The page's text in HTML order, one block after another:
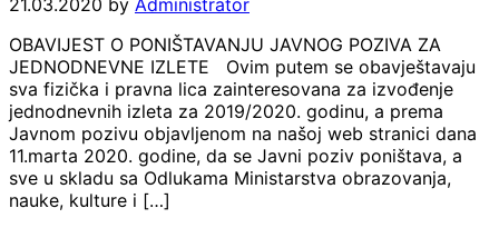
21.03.2020 by Administrator
OBAVIJEST O PONIŠTAVANJU JAVNOG POZIVA ZA
JEDNODNEVNE IZLETE Ovim putem se obavještavaju
sva fizička i pravna lica zainteresovana za izvođenje
jednodnevnih izleta za 2019/2020. godinu, a prema
Javnom pozivu objavljenom na našoj web stranici dana
11.marta 2020. godine, da se Javni poziv poništava, a
sve u skladu sa Odlukama Ministarstva obrazovanja,
nauke, kulture i […]